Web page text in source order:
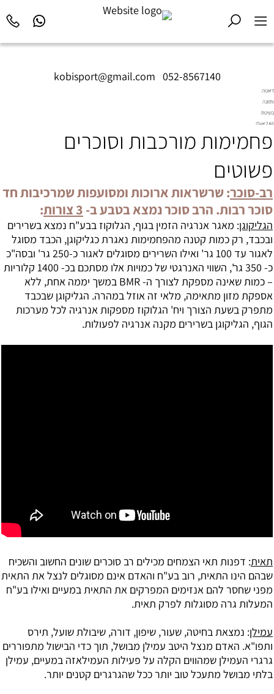
kobisport@gmail.com 052-8567140
דיאטה
ותזונה
בשיטת
Diet2All:
שמאחורי
המושלם.
פחמימות מורכבות וסוכרים
פשוטים
רב-סוכר: שרשראות ארוכות ומסועפות שמרכיבות חד
סוכר רבות. הרב סוכר נמצא בטבע ב- 3 צורות :
הגליקוגן: מאגר אנרגיה הזמין בגוף, הגלוקוז בבע"ח נמצא בשרירים
ובכבד, רק כמות קטנה מהפחמימות נאגרת כגליקוגן, הכבד מסוגל
לאגור עד 100 גר' ואילו השרירים מסוגלים לאגור כ-250 גר' ובסה"כ
כ- 350 גר', השווי האנרגטי של כמויות אלו מסתכם בכ- 1400 קלוריות
– כמות שאינה מספקת לצורך ה- BMR במשך יממה אחת, ללא
אספקת מזון מתאימה, מלאי זה אוזל במהרה. הגליקוגן שבכבד
מתפרק בשעת הצורך ויח' הגלוקוז מספקות אנרגיה לכל מערכות
הגוף, הגליקוגן בשרירים מקנה אנרגיה לפעולות.
תאית: דפנות תאי הצמחים מכילים רב סוכרים שונים החשוב והשכיח
שבהם הינו התאית, רוב בע"ח והאדם אינם מסוגלים לנצל את התאית
מפני שחסר להם אנזימים המפרקים את התאית במעיים ואילו בע"ח
המעלות גרה מסוגלות לפרק תאית.
עמילן: נמצאת בחיטה, שעור, שיפון, דורה, שיבולת שועל, תירס
ותפו"א. האדם מנצל היטב עמילן מבושל, תוך כדי הבישול מתפוררים
גרגרי העמילן שמהווים הקלה על פעילות העמילאזה במעיים, עמילן
בלתי מבושל מתעכל טוב יותר ככל שהגרגרים קטנים יותר.